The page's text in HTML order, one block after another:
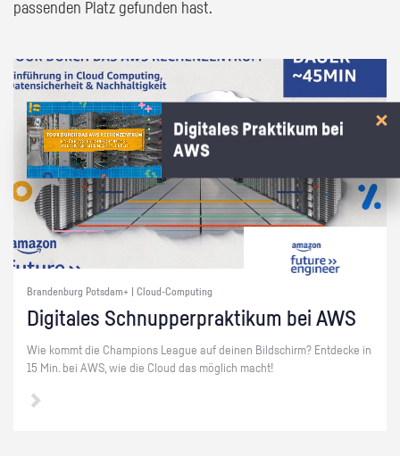
passenden Platz gefunden hast.
Brandenburg Potsdam+ | Cloud-Computing
Di­gi­ta­les Schnup­per­prak­ti­kum bei AWS
Wie kommt die Cham­pi­ons Le­ague auf dei­nen Bild­schirm? Ent­de­cke in
15 Min. bei AWS, wie die Cloud das mög­lich macht!
Digitales Praktikum bei
AWS